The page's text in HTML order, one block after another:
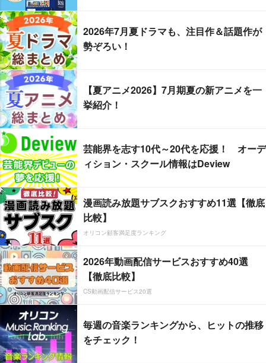
2026年7月夏ドラマも、注目作＆話題作が
勢ぞろい！
【夏アニメ2026】7月期夏の新アニメを一
挙紹介！
芸能界を志す10代～20代を応援！ オーデ
ィション・スクール情報はDeview
漫画読み放題サブスクおすすめ11選【徹底
比較】
オリコン顧客満足度ランキング
2026年動画配信サービスおすすめ40選
【徹底比較】
CS動画配信サービス20選
毎週の音楽ランキングから、ヒットの推移
をチェック！